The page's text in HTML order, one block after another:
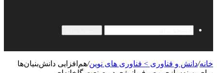
خانه/دانش و فناوری > فناوری های نوین/هم‌افزایی دانش‌بنیان‌ها